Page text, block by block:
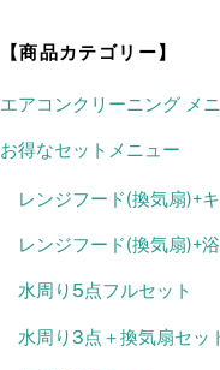
【商品カテゴリー】
エアコンクリーニング メ
お得なセットメニュー
レンジフード(換気扇)+
レンジフード(換気扇)+
水周り5点フルセット
水周り3点＋換気扇セッ